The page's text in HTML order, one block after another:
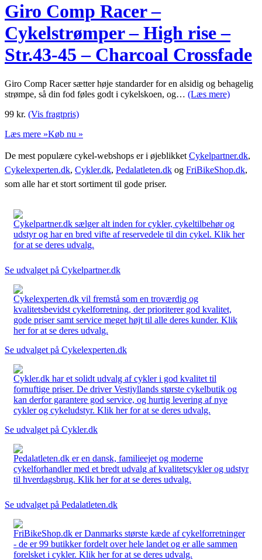
Giro Comp Racer –
Cykelstrømper – High rise –
Str.43-45 – Charcoal Crossfade
Giro Comp Racer sætter høje standarder for en alsidig og behagelig
strømpe, så din fod føles godt i cykelskoen, og… (Læs mere)
99 kr. (Vis fragtpris)
Læs mere »Køb nu »
De mest populære cykel-webshops er i øjeblikket Cykelpartner.dk,
Cykelexperten.dk, Cykler.dk, Pedalatleten.dk og FriBikeShop.dk,
som alle har et stort sortiment til gode priser.
Cykelpartner.dk sælger alt inden for cykler, cykeltilbehør og
udstyr og har en bred vifte af reservedele til din cykel. Klik her
for at se deres udvalg.
Se udvalget på Cykelpartner.dk
Cykelexperten.dk vil fremstå som en troværdig og
kvalitetsbevidst cykelforretning, der prioriterer god kvalitet,
gode priser samt service meget højt til alle deres kunder. Klik
her for at se deres udvalg.
Se udvalget på Cykelexperten.dk
Cykler.dk har et solidt udvalg af cykler i god kvalitet til
fornuftige priser. De driver Vestjyllands største cykelbutik og
kan derfor garantere god service, og hurtig levering af nye
cykler og cykeludstyr. Klik her for at se deres udvalg.
Se udvalget på Cykler.dk
Pedalatleten.dk er en dansk, familieejet og moderne
cykelforhandler med et bredt udvalg af kvalitetscykler og udstyr
til hverdagsbrug. Klik her for at se deres udvalg.
Se udvalget på Pedalatleten.dk
FriBikeShop.dk er Danmarks største kæde af cykelforretninger
- de er 99 butikker fordelt over hele landet og er alle sammen
forelsket i cykler. Klik her for at se deres udvalg.